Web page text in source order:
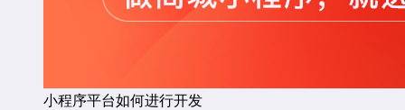
小程序平台如何进行开发